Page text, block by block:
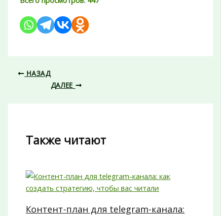
НАЗАД
ДАЛЕЕ
Также читают
Контент-план для telegram-канала: